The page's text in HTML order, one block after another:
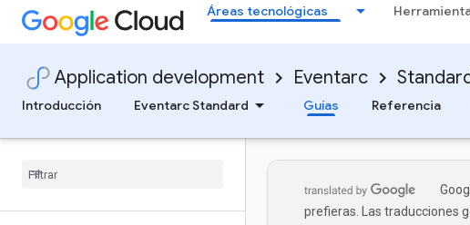
Áreas tecnológicas
Application development Eventarc
Introducción
Eventarc Standard Guías Referencia
prefieras. Las traducciones